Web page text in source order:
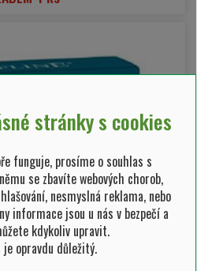
stránky s cookies
funguje, prosíme o souhlas s
se zbavíte webových chorob,
nesmyslná reklama, nebo
informace jsou u nás v bezpečí a
kdykoliv upravit.
je opravdu důležitý.